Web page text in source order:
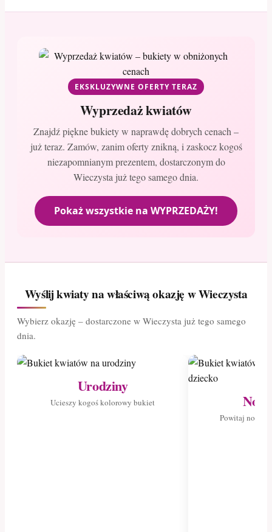
EKSKLUZYWNE OFERTY TERAZ
Wyprzedaż kwiatów
Znajdź piękne bukiety w naprawdę dobrych cenach –
już teraz. Zamów, zanim oferty znikną, i zaskocz kogoś
niezapomnianym prezentem, dostarczonym do
Wieczysta już tego samego dnia.
Pokaż wszystkie na WYPRZEDAŻY!
Wyślij kwiaty na właściwą okazję w Wieczysta
Wybierz okazję – dostarczone w Wieczysta już tego samego
dnia.
Urodziny
Ucieszy kogoś kolorowy bukiet
Powitaj